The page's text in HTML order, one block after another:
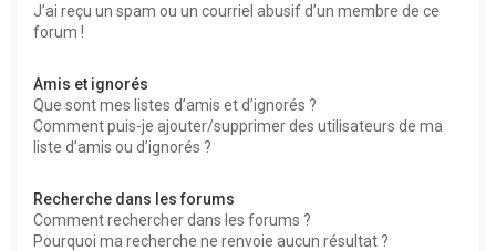
J’ai reçu un spam ou un courriel abusif d’un membre de ce
forum !
Amis et ignorés
Que sont mes listes d’amis et d’ignorés ?
Comment puis-je ajouter/supprimer des utilisateurs de ma
liste d’amis ou d’ignorés ?
Recherche dans les forums
Comment rechercher dans les forums ?
Pourquoi ma recherche ne renvoie aucun résultat ?